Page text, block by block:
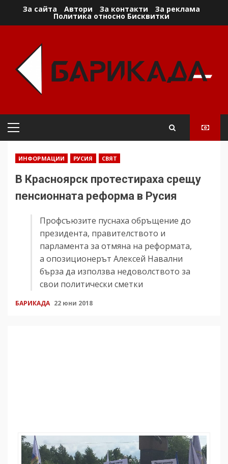
За сайта Автори За контакти За реклама
Политика относно Бисквитки
Primary
ИНФОРМАЦИИ РУСИЯ СВЯТ
В Красноярск протестираха срещу
пенсионната реформа в Русия
Профсъюзите пуснаха обръщение до
президента, правителството и
парламента за отмяна на реформата,
а опозиционерът Алексей Навални
бърза да използва недоволството за
свои политически сметки
БАРИКАДА 22 юни 2018